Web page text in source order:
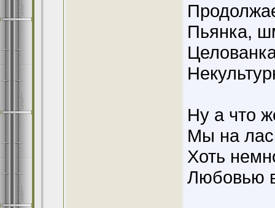
Пьянка,
Ну а что
Мы на
Хоть
Любовью